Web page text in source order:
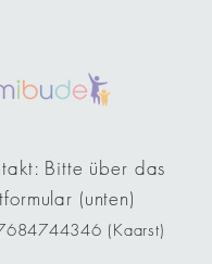
Bitte über das
(unten)
(Kaarst)